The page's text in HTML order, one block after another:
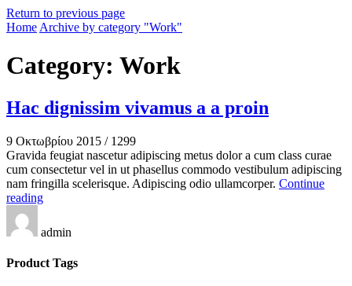
Return to previous page
Home Archive by category "Work"
Category: Work
Hac dignissim vivamus a a proin
9 Οκτωβρίου 2015 / 1299
Gravida feugiat nascetur adipiscing metus dolor a cum class curae
cum consectetur vel in ut phasellus commodo vestibulum adipiscing
nam fringilla scelerisque. Adipiscing odio ullamcorper. Continue
reading
admin
Product Tags